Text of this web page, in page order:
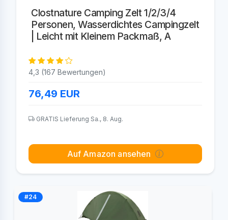
Clostnature Camping Zelt 1/2/3/4
Personen, Wasserdichtes Campingzelt
| Leicht mit Kleinem Packmaß, A
4,3 (167 Bewertungen)
76,49 EUR
GRATIS Lieferung Sa., 8. Aug.
Auf Amazon ansehen
#24